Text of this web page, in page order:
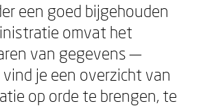
een goed bijgehouden
omvat het
van gegevens —
je een overzicht van
op orde te brengen, te